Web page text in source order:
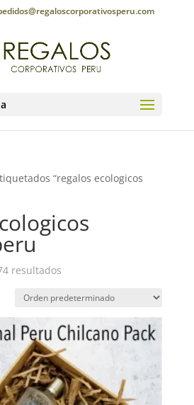
“regalos ecologicos
resultados